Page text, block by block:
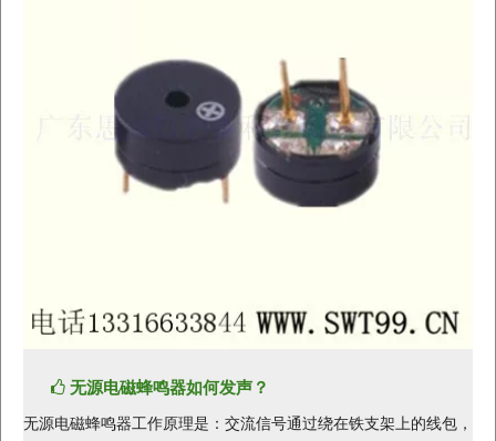
无源电磁蜂鸣器如何发声？
无源电磁蜂鸣器工作原理是：交流信号通过绕在铁支架上的线包，